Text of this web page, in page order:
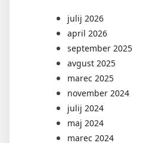
julij 2026
april 2026
september 2025
avgust 2025
marec 2025
november 2024
julij 2024
maj 2024
marec 2024